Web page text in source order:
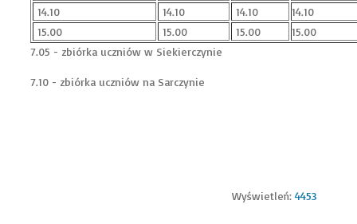
14.10
14.10 14.10
14.10
15.00
15.00 15.00
15.00
7.05 - zbiórka uczniów w Siekierczynie
7.10 - zbiórka uczniów na Sarczynie
Wyświetleń:4453